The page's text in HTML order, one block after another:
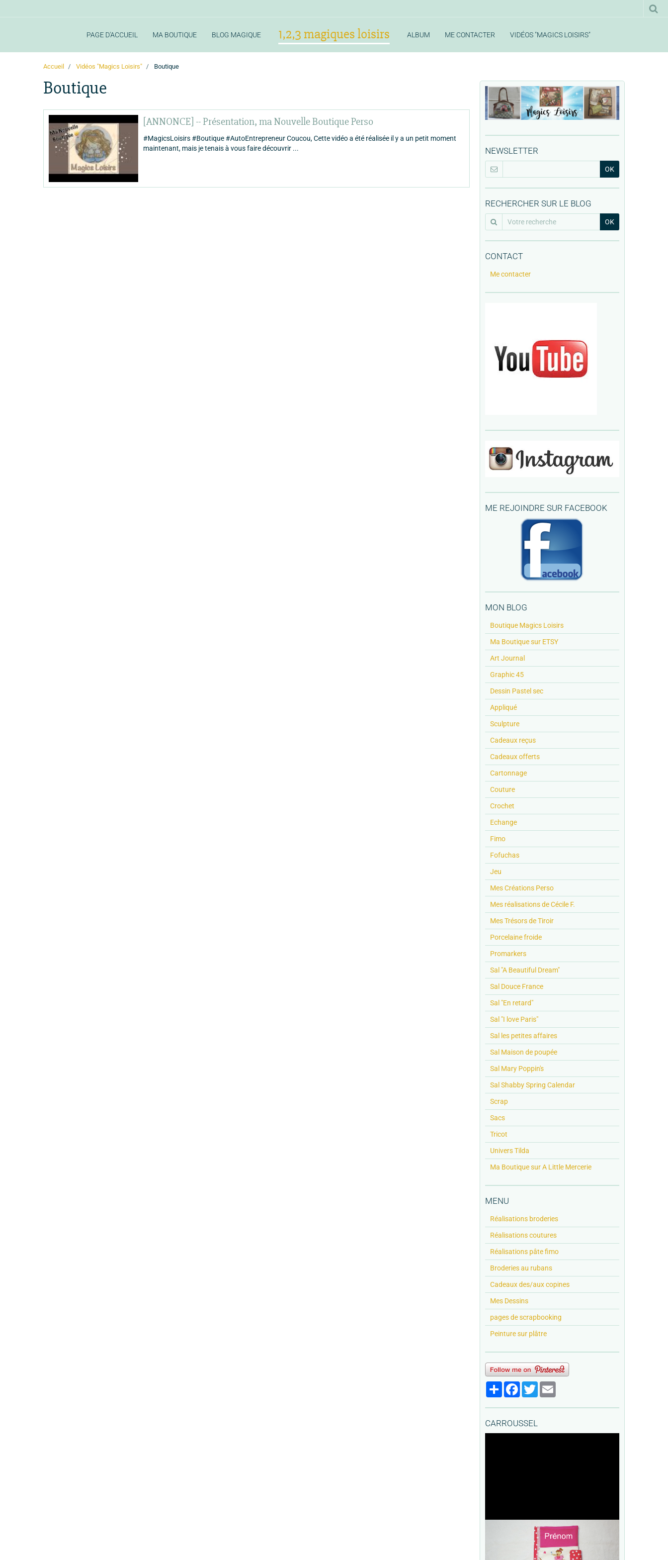
PAGE D'ACCUEIL MA BOUTIQUE BLOG MAGIQUE 1,2,3 magiques loisirs ALBUM ME CONTACTER VIDÉOS "MAGICS LOISIRS"
Accueil Vidéos "Magics Loisirs" Boutique
Boutique
[ANNONCE] -- Présentation, ma Nouvelle Boutique Perso
#MagicsLoisirs #Boutique #AutoEntrepreneur Coucou, Cette vidéo a été réalisée il y a un petit moment
maintenant, mais je tenais à vous faire découvrir ...
NEWSLETTER
OK
RECHERCHER SUR LE BLOG
OK
CONTACT
Me contacter
ME REJOINDRE SUR FACEBOOK
MON BLOG
Boutique Magics Loisirs
Ma Boutique sur ETSY
Art Journal
Graphic 45
Dessin Pastel sec
Appliqué
Sculpture
Cadeaux reçus
Cadeaux offerts
Cartonnage
Couture
Crochet
Echange
Fimo
Fofuchas
Jeu
Mes Créations Perso
Mes réalisations de Cécile F.
Mes Trésors de Tiroir
Porcelaine froide
Promarkers
Sal "A Beautiful Dream"
Sal Douce France
Sal "En retard"
Sal "I love Paris"
Sal les petites affaires
Sal Maison de poupée
Sal Mary Poppin's
Sal Shabby Spring Calendar
Scrap
Sacs
Tricot
Univers Tilda
Ma Boutique sur A Little Mercerie
MENU
Réalisations broderies
Réalisations coutures
Réalisations pâte fimo
Broderies au rubans
Cadeaux des/aux copines
Mes Dessins
pages de scrapbooking
Peinture sur plâtre
PartagerFacebook
TwitterEmail
CARROUSSEL